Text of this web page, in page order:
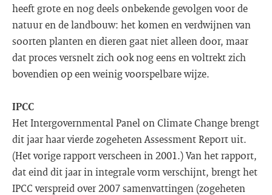
heeft grote en nog deels onbekende gevolgen voor de
natuur en de landbouw: het komen en verdwijnen van
soorten planten en dieren gaat niet alleen door, maar
dat proces versnelt zich ook nog eens en voltrekt zich
bovendien op een weinig voorspelbare wijze.
IPCC
Het Intergovernmental Panel on Climate Change brengt
dit jaar haar vierde zogeheten Assessment Report uit.
(Het vorige rapport verscheen in 2001.) Van het rapport,
dat eind dit jaar in integrale vorm verschijnt, brengt het
IPCC verspreid over 2007 samenvattingen (zogeheten